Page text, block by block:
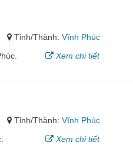
Tỉnh/Thành:Vĩnh Phúc
Xem chi tiết
Tỉnh/Thành:Vĩnh Phúc
Xem chi tiết